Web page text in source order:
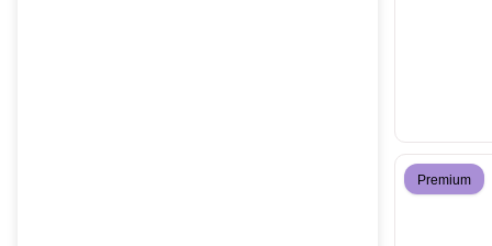
Premium